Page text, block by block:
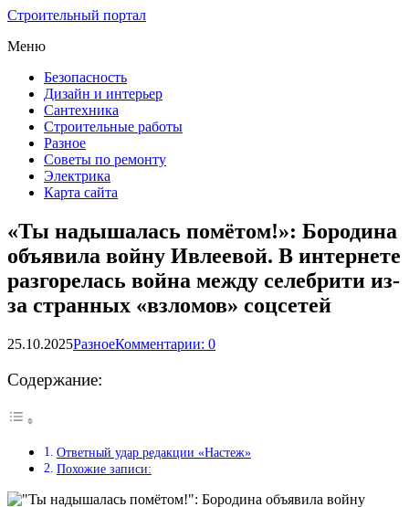
Строительный портал
Меню
Безопасность
Дизайн и интерьер
Сантехника
Строительные работы
Разное
Советы по ремонту
Электрика
Карта сайта
«Ты надышалась помётом!»: Бородина
объявила войну Ивлеевой. В интернете
разгорелась война между селебрити из-
за странных «взломов» соцсетей
25.10.2025РазноеКомментарии: 0
Содержание:
Ответный удар редакции «Настеж»
Похожие записи: